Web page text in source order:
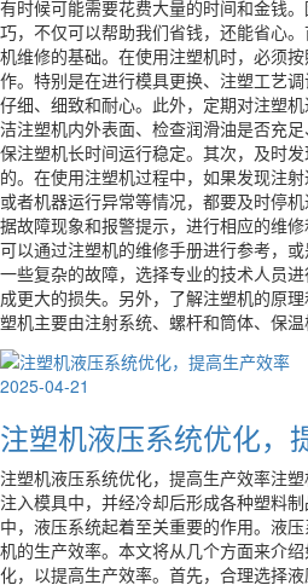
有时候可能需要花费大量的时间和金钱
巧，不仅可以帮助我们省钱，还能省心
机维修的基础。在使用注塑机时，必须
作。特别是在进行模具更换、注塑工艺
仔细、细致和耐心。此外，定期对注塑
洁注塑机内外表面、检查润滑油是否充
保注塑机长时间运行稳定。其次，及时
的。在使用注塑机过程中，如果发现注
或者机器运行异常等情况，都要及时停
据故障现象和报警提示，进行相应的维修
可以通过注塑机的维修手册进行参考，
一些复杂的故障，选择专业的技术人员
成更大的损失。另外，了解注塑机的原
塑机主要由注射系统、螺杆和筒体、保
2025-04-21
注塑机液压系统优化，
注塑机液压系统优化，提高生产效率注
注入模具中，并经冷却后形成各种塑料
中，液压系统起着至关重要的作用。液
机的生产效率。本文将从几个方面来介
化，以提高生产效率。首先，合理选择